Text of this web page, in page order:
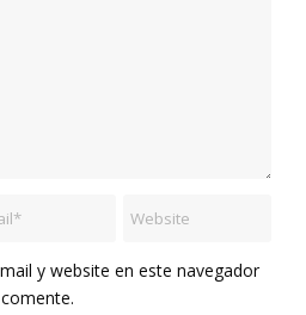
y website en este navegador